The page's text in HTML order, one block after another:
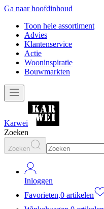
Ga naar hoofdinhoud
Toon hele assortiment
Advies
Klantenservice
Actie
Wooninspiratie
Bouwmarkten
Karwei
Zoeken
Zoeken
Inloggen
Favorieten,0 artikelen